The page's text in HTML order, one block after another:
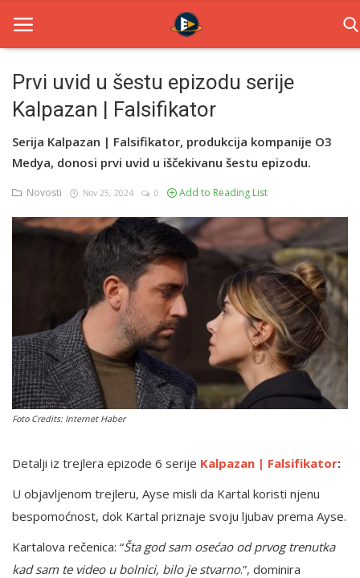
Home
Novosti
Filmovi
Register
English
Prvi uvid u šestu epizodu serije
Kalpazan | Falsifikator
Serija Kalpazan | Falsifikator, produkcija kompanije O3
Medya, donosi prvi uvid u iščekivanu šestu epizodu.
Novosti Nov 25, 2024 0 Add to Reading List
Foto Credits: Internet Haber
Detalji iz trejlera epizode 6 serije Kalpazan | Falsifikator:
U objavljenom trejleru, Ayse misli da Kartal koristi njenu
bespomoćnost, dok Kartal priznaje svoju ljubav prema Ayse.
Kartalova rečenica: “Šta god sam osećao od prvog trenutka
kad sam te video u bolnici, bilo je stvarno.”, dominira